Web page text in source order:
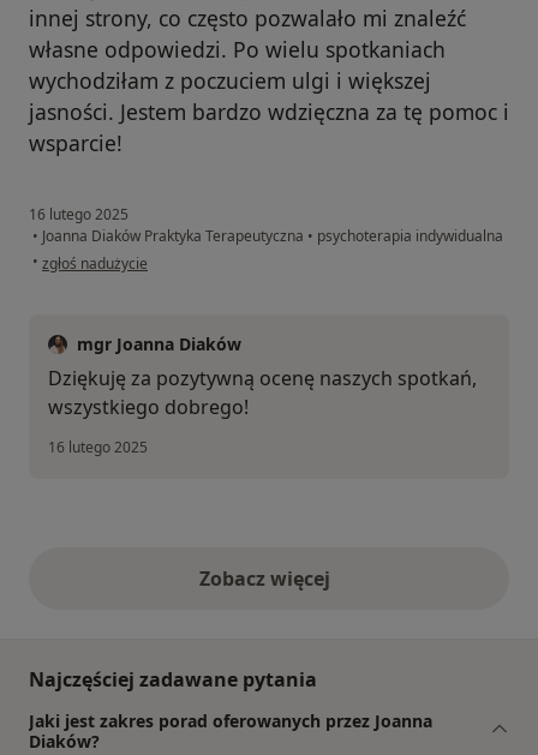
innej strony, co często pozwalało mi znaleźć
własne odpowiedzi. Po wielu spotkaniach
wychodziłam z poczuciem ulgi i większej
jasności. Jestem bardzo wdzięczna za tę pomoc i
wsparcie!
16 lutego 2025
• Joanna Diaków Praktyka Terapeutyczna • psychoterapia indywidualna
• w opinii użytkownika Patrycja
zgłoś nadużycie
mgr Joanna Diaków
Dziękuję za pozytywną ocenę naszych spotkań,
wszystkiego dobrego!
16 lutego 2025
Zobacz więcejopinie powyżej
Najczęściej zadawane pytania
Jaki jest zakres porad oferowanych przez Joanna
Diaków?